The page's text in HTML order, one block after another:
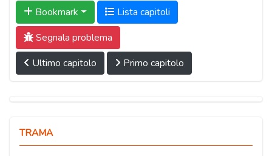
Bookmark
Lista capitoli
Segnala problema
Ultimo capitolo
Primo capitolo
TRAMA